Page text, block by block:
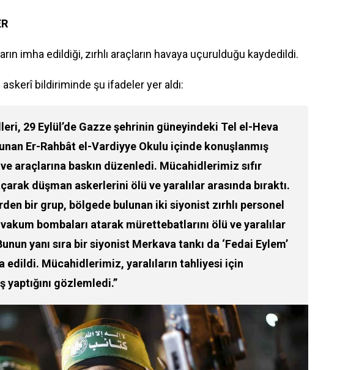
imha edildiği, zırhlı araçların havaya uçurulduğu kaydedildi.
askerî bildiriminde şu ifadeler yer aldı:
29 Eylül’de Gazze şehrinin güneyindeki Tel el-Heva
Er-Rahbât el-Vardiyye Okulu içinde konuşlanmış
araçlarına baskın düzenledi. Mücahidlerimiz sıfır
düşman askerlerini ölü ve yaralılar arasında bıraktı.
bir grup, bölgede bulunan iki siyonist zırhlı personel
vakum bombaları atarak mürettebatlarını ölü ve yaralılar
yanı sıra bir siyonist Merkava tankı da ‘Fedai Eylem’
edildi. Mücahidlerimiz, yaralıların tahliyesi için
gözlemledi.”